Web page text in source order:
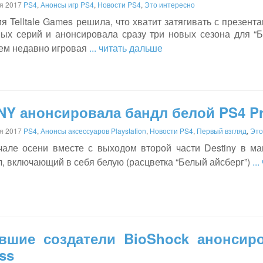
2017 PS4, Анонсы игр PS4, Новости PS4, Это интересно
Telltale Games решила, что хватит затягивать с
серий и анонсировала сразу три новых сезона для
недавно игровая ... читать дальше
анонсировала бандл белой PS4
2017 PS4, Анонсы аксессуаров Playstation, Новости PS4, Первый взгляд,
осени вместе с выходом второй части Destiny в
включающий в себя белую (расцветка “Белый айсберг”) ...
создатели BioShock